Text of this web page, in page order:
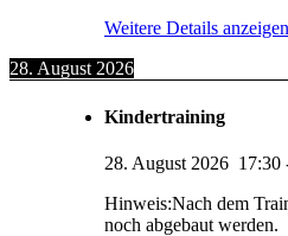
Weitere Details anzeigen
28. August 2026
Kindertraining
28. August 2026 17:30
Hinweis:Nach dem
noch abgebaut werden.